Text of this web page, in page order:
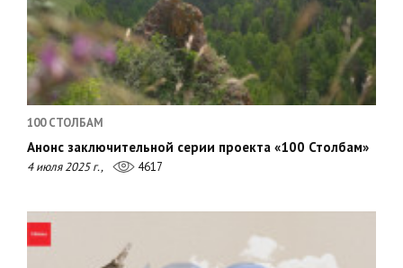
100 СТОЛБАМ
Анонс заключительной серии проекта «100 Столбам»
4 июля 2025 г., 4617